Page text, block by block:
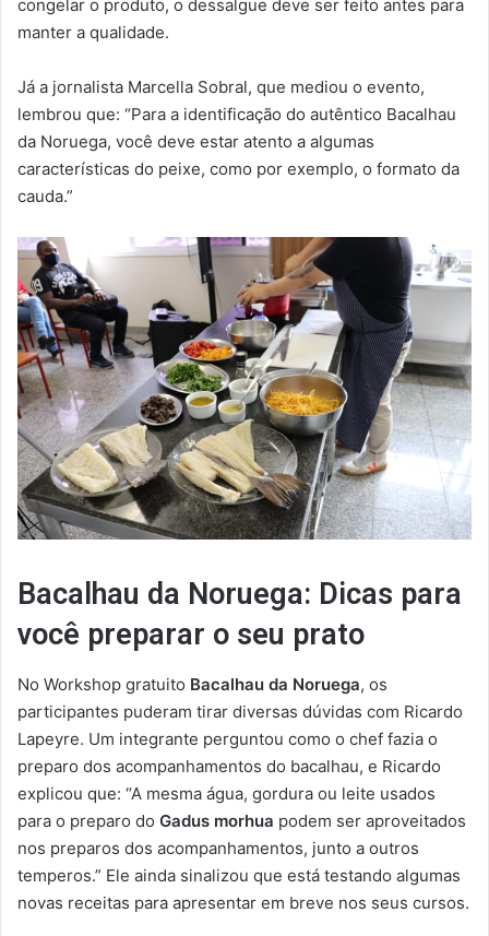
congelar o produto, o dessalgue deve ser feito antes para
manter a qualidade.
Já a jornalista Marcella Sobral, que mediou o evento,
lembrou que: “Para a identificação do autêntico Bacalhau
da Noruega, você deve estar atento a algumas
características do peixe, como por exemplo, o formato da
cauda.”
Bacalhau da Noruega: Dicas para
você preparar o seu prato
No Workshop gratuito Bacalhau da Noruega, os
participantes puderam tirar diversas dúvidas com Ricardo
Lapeyre. Um integrante perguntou como o chef fazia o
preparo dos acompanhamentos do bacalhau, e Ricardo
explicou que: “A mesma água, gordura ou leite usados
para o preparo do Gadus morhua podem ser aproveitados
nos preparos dos acompanhamentos, junto a outros
temperos.” Ele ainda sinalizou que está testando algumas
novas receitas para apresentar em breve nos seus cursos.